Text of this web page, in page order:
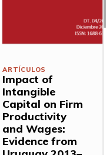
ARTÍCULOS
Impact of
Intangible
Capital on Firm
Productivity
and Wages:
Evidence from